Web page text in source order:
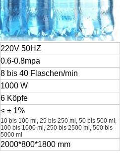
220V 50HZ
0.6-0.8mpa
8 bis 40 Flaschen/min
1000 W
6 Köpfe
≤ ± 1%
10 bis 100 ml, 25 bis 250 ml, 50 bis 500 ml,
100 bis 1000 ml, 250 bis 2500 ml, 500 bis
5000 ml
2000*800*1800 mm